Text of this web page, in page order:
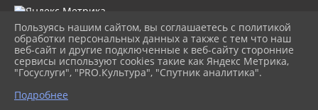
2026 г. museumkam.ru
Вход
Карта сайта
Политика обработки персональных данных
Пользуясь нашим сайтом, вы соглашаетесь с политикой
обработки персональных данных а также с тем что наш
веб-сайт и другие подключенные к веб-сайту сторонние
сервисы используют cookies такие как Яндекс Метрика,
"Госуслуги", "PRO.Культура", "Спутник аналитика".
Подробнее